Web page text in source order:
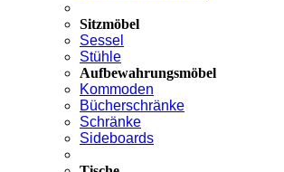
Sitzmöbel
Sessel
Stühle
Aufbewahrungsmöbel
Kommoden
Bücherschränke
Schränke
Sideboards